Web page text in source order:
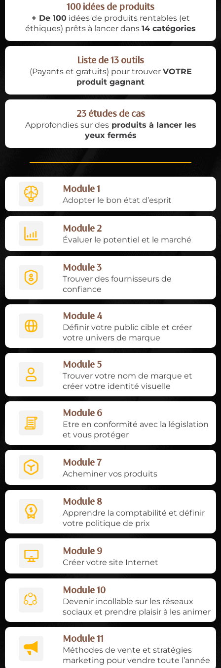
100 idées de produits
+ De 100idées de produits rentables (et
éthiques) prêts à lancer dans 14 catégories
Liste de 13 outils
(Payants et gratuits) pour trouver VOTRE
produit gagnant
23 études de cas
Approfondies sur desproduits à lancer les
yeux fermés
Module 1
Adopter le bon état d’esprit
Module 2
Évaluer le potentiel et le marché
Module 3
Trouver des fournisseurs de
confiance
Module 4
Définir votre public cible et créer
votre univers de marque
Module 5
Trouver votre nom de marque et
créer votre identité visuelle
Module 6
Etre en conformité avec la législation
et vous protéger
Module 7
Acheminer vos produits
Module 8
Apprendre la comptabilité et définir
votre politique de prix
Module 9
Créer votre site Internet
Module 10
Devenir incollable sur les réseaux
sociaux et prendre plaisir à les animer
Module 11
Méthodes de vente et stratégies
marketing pour vendre toute l’année